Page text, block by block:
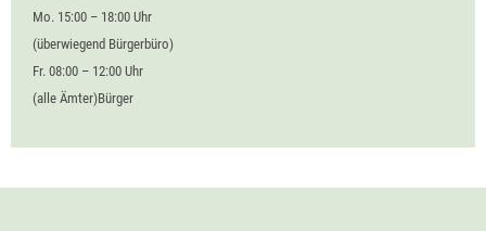
Mo. 15:00 – 18:00 Uhr
(überwiegend Bürgerbüro)
Fr. 08:00 – 12:00 Uhr
(alle Ämter)Bürger